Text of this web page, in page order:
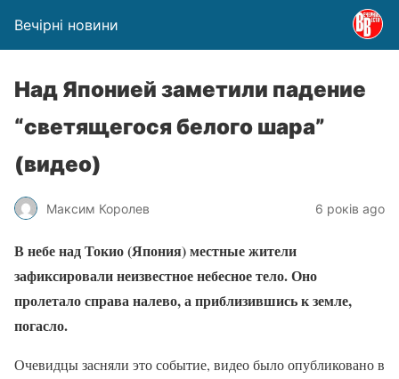
Вечірні новини
Над Японией заметили падение
“светящегося белого шара”
(видео)
Максим Королев 6 років ago
В небе над Токио (Япония) местные жители
зафиксировали неизвестное небесное тело. Оно
пролетало справа налево, а приблизившись к земле,
погасло.
Очевидцы засняли это событие, видео было опубликовано в